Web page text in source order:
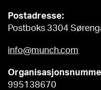
Postadresse:
Postboks 3304
info@munch.com
995138670